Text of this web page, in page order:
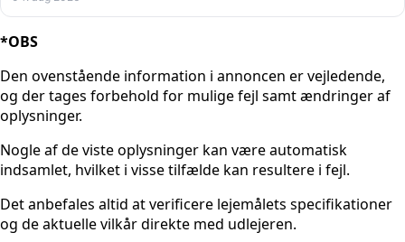
*OBS
Den ovenstående information i annoncen er vejledende,
og der tages forbehold for mulige fejl samt ændringer af
oplysninger.
Nogle af de viste oplysninger kan være automatisk
indsamlet, hvilket i visse tilfælde kan resultere i fejl.
Det anbefales altid at verificere lejemålets specifikationer
og de aktuelle vilkår direkte med udlejeren.